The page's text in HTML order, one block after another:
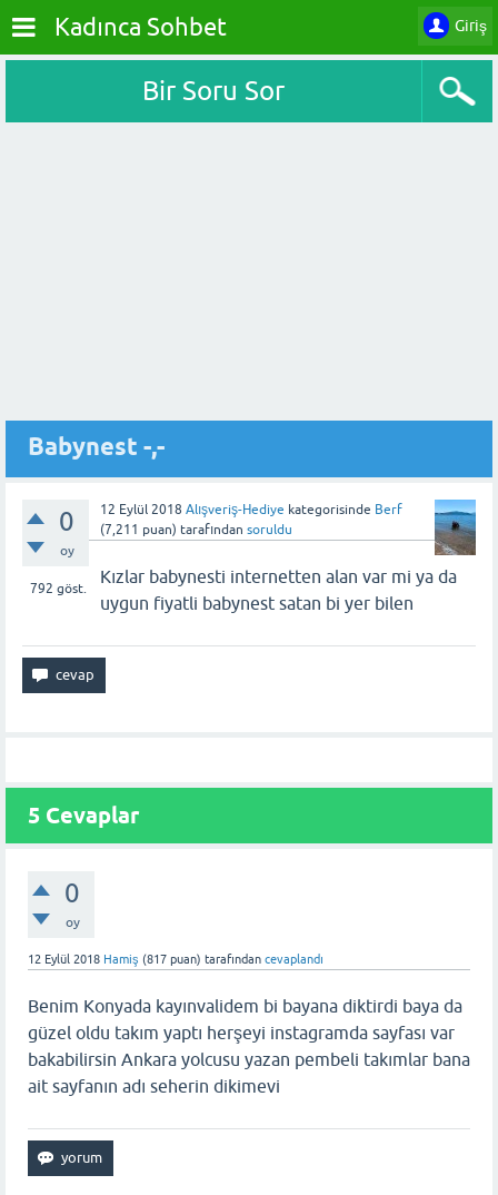
Giriş
Kadınca Sohbet
Bir Soru Sor
Babynest -,-
0
oy
792 göst.
12 Eylül 2018 Alışveriş-Hediye kategorisinde Berf
(7,211 puan) tarafından soruldu
Kızlar babynesti internetten alan var mi ya da
uygun fiyatli babynest satan bi yer bilen
5 Cevaplar
0
oy
12 Eylül 2018 Hamiş (817 puan) tarafından cevaplandı
Benim Konyada kayınvalidem bi bayana diktirdi baya da
güzel oldu takım yaptı herşeyi instagramda sayfası var
bakabilirsin Ankara yolcusu yazan pembeli takımlar bana
ait sayfanın adı seherin dikimevi